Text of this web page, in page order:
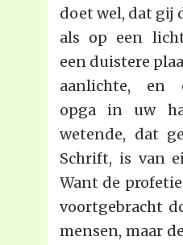
doet wel, dat gij
als op een
een duistere
aanlichte, en
opga in uw
wetende, dat
Schrift, is van
Want de
voortgebracht
mensen, maar